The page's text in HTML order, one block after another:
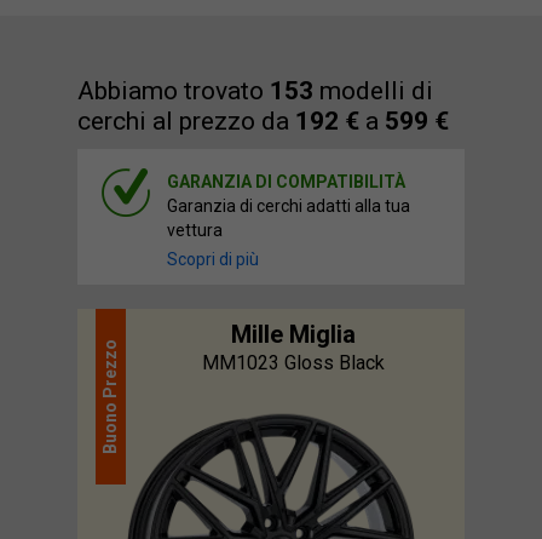
Abbiamo trovato 153 modelli di
cerchi al prezzo da 192 € a 599 €
GARANZIA DI COMPATIBILITÀ
Garanzia di cerchi adatti alla tua
vettura
Scopri di più
Mille Miglia
MM1023 Gloss Black
Buono
Prezzo